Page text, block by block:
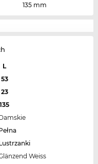
135 mm
L
53
23
135
Weiss